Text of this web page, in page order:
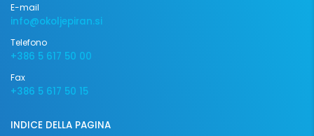
E-mail
info@okoljepiran.si
Telefono
+386 5 617 50 00
Fax
+386 5 617 50 15
INDICE DELLA PAGINA